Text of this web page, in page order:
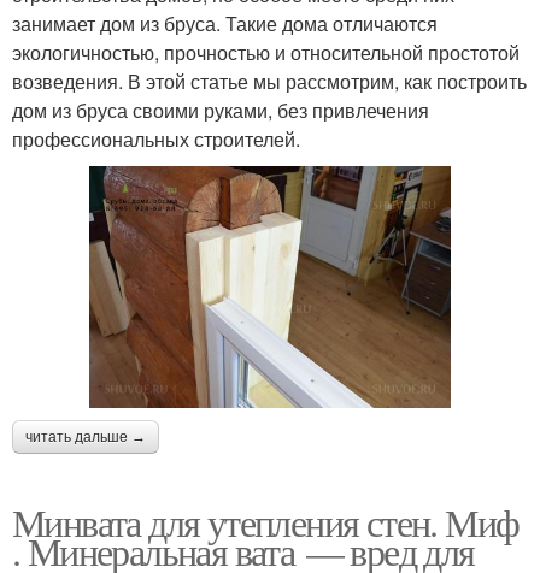
занимает дом из бруса. Такие дома отличаются
экологичностью, прочностью и относительной простотой
возведения. В этой статье мы рассмотрим, как построить
дом из бруса своими руками, без привлечения
профессиональных строителей.
читать дальше →
Минвата для утепления стен. Миф
. Минеральная вата — вред для